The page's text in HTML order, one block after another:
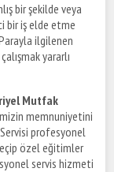
bir şekilde veya
bir iş elde etme
ilgilenen
yararlı
Mutfak
memnuniyetini
profesyonel
özel eğitimler
servis hizmeti